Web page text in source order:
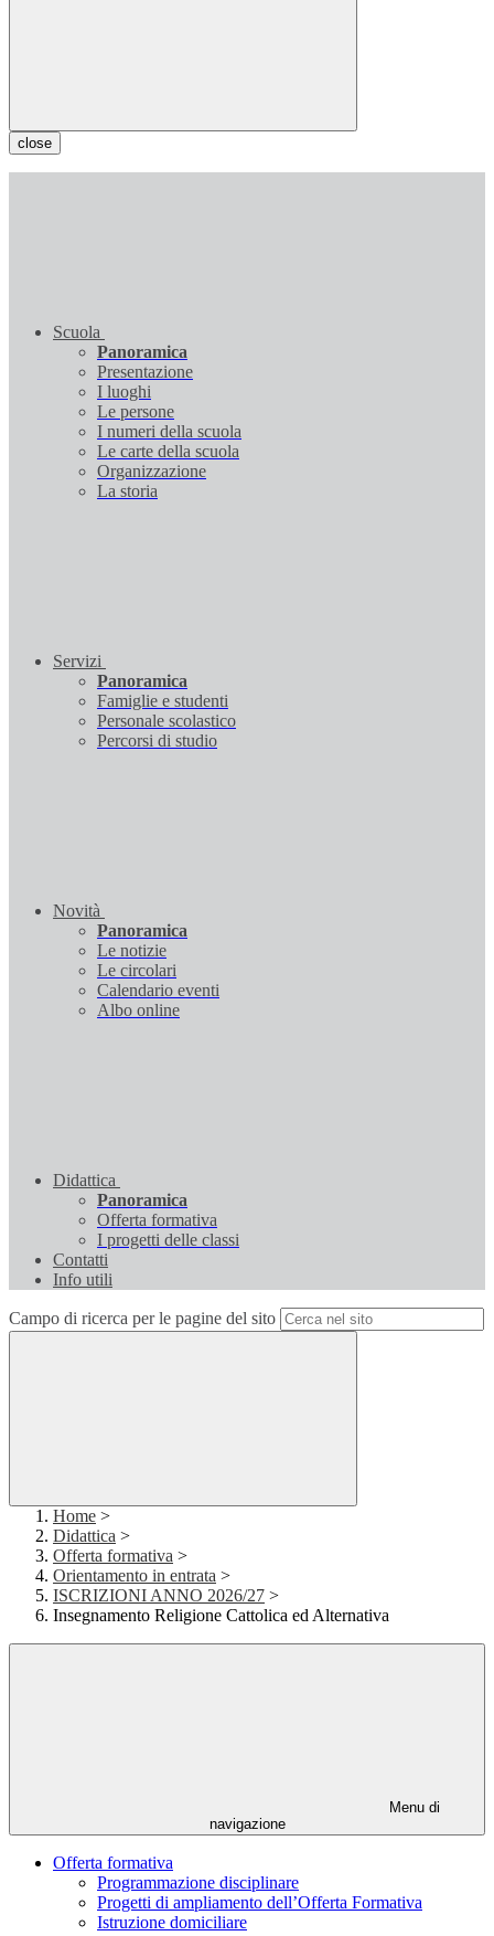
close
Scuola
Panoramica
Presentazione
I luoghi
Le persone
I numeri della scuola
Le carte della scuola
Organizzazione
La storia
Servizi
Panoramica
Famiglie e studenti
Personale scolastico
Percorsi di studio
Novità
Panoramica
Le notizie
Le circolari
Calendario eventi
Albo online
Didattica
Panoramica
Offerta formativa
I progetti delle classi
Contatti
Info utili
Campo di ricerca per le pagine del sito
Home >
Didattica >
Offerta formativa >
Orientamento in entrata >
ISCRIZIONI ANNO 2026/27 >
Insegnamento Religione Cattolica ed Alternativa
Menu di
navigazione
Offerta formativa
Programmazione disciplinare
Progetti di ampliamento dell’Offerta Formativa
Istruzione domiciliare